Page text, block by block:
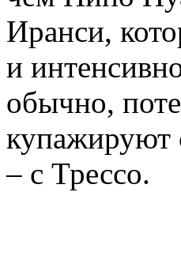
Иранси,
и
обычно,
купажируют
– с Трессо.